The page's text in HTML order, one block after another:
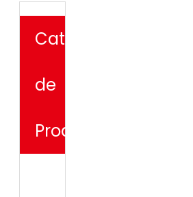
Catégorie
de
Produit